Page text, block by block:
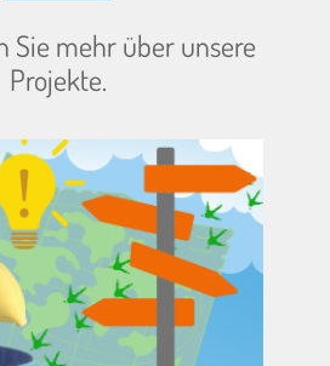
Sie mehr über unsere
Projekte.